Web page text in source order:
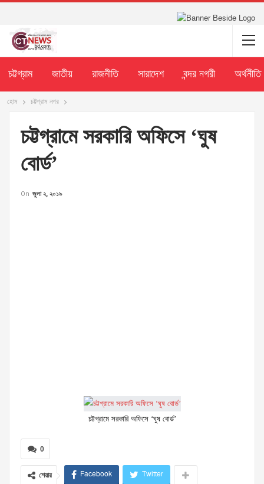
চট্টগ্রাম জাতীয় রাজনীতি সারাদেশ বন্দর নগরী অর্থনীতি
হোম চট্টগ্রাম নগর
চট্টগ্রামে সরকারি অফিসে ‘ঘুষ
বোর্ড’
On জুলা ২, ২০১৯
চট্টগ্রামে সরকারি অফিসে ‘ঘুষ বোর্ড’
0
শেয়ার Facebook Twitter